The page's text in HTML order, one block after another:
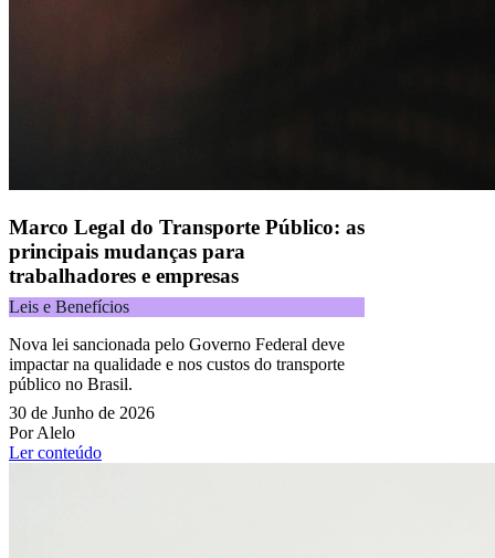
Marco Legal do Transporte Público: as
principais mudanças para
trabalhadores e empresas
Leis e Benefícios
Nova lei sancionada pelo Governo Federal deve
impactar na qualidade e nos custos do transporte
público no Brasil.
30 de Junho de 2026
Por Alelo
Ler conteúdo